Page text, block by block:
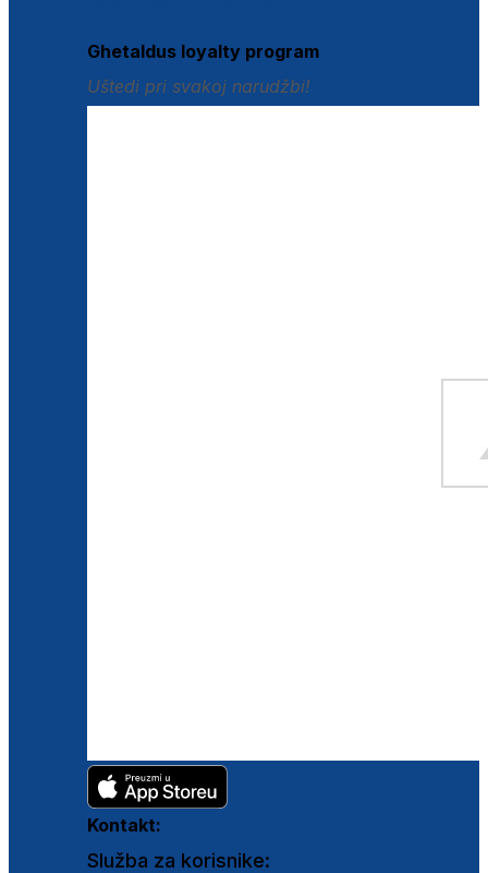
Ghetaldus loyalty program
Uštedi pri svakoj narudžbi!
Kontakt:
Služba za korisnike: